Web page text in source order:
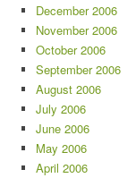
December 2006
November 2006
October 2006
September 2006
August 2006
July 2006
June 2006
May 2006
April 2006